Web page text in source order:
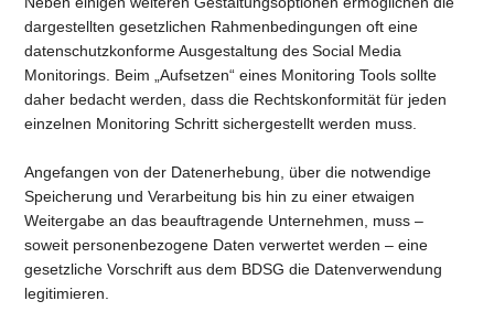
dargestellten gesetzlichen Rahmenbedingungen oft eine
datenschutzkonforme Ausgestaltung des Social Media
Monitorings. Beim „Aufsetzen“ eines Monitoring Tools sollte
daher bedacht werden, dass die Rechtskonformität für jeden
einzelnen Monitoring Schritt sichergestellt werden muss.
Angefangen von der Datenerhebung, über die notwendige
Speicherung und Verarbeitung bis hin zu einer etwaigen
Weitergabe an das beauftragende Unternehmen, muss –
soweit personenbezogene Daten verwertet werden – eine
gesetzliche Vorschrift aus dem BDSG die Datenverwendung
legitimieren.